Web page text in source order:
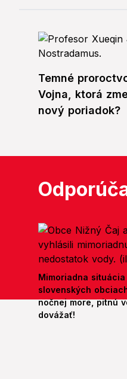
Temné
Vojna, ktorá
nový poriadok?
Mimoriadna
slovenských
nočnej more, pitnú
dovážať!